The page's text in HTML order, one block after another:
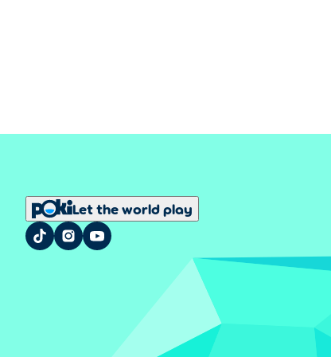
Let the world play